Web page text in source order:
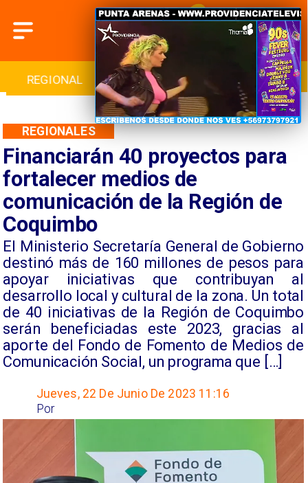
INTERNACIONAL DEPORTES CULTURA
Financiarán 40 proyectos para
fortalecer medios de
comunicación de la Región de
Coquimbo
El Ministerio Secretaría General de Gobierno
destinó más de 160 millones de pesos para
apoyar iniciativas que contribuyan al
desarrollo local y cultural de la zona. Un total
de 40 iniciativas de la Región de Coquimbo
serán beneficiadas este 2023, gracias al
aporte del Fondo de Fomento de Medios de
Comunicación Social, un programa que […]
REGIONALES
Jueves, 22 De Junio De 2023 11:16
Por